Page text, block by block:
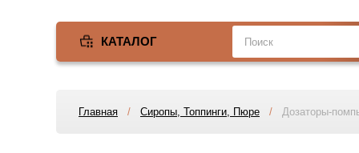
КАТАЛОГ
Главная / Сиропы, Топпинги, Пюре / Дозаторы-